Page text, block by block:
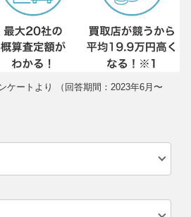
ケートより （回答期間：2023年6月〜